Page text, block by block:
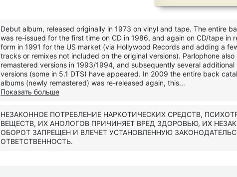
Debut album, released originally in 1973 on vinyl and tape. The entire
was re-issued for the first time on CD in 1986, and again on CD/tape in
form in 1991 for the US market (via Hollywood Records and adding a
tracks or remixes not included on the original versions). Parlophone
remastered versions in 1993/1994, and subsequently several additional
versions (some in 5.1 DTS) have appeared. In 2009 the entire back
albums (newly remastered) was re-released again, this...
Показать больше
НЕЗАКОННОЕ ПОТРЕБЛЕНИЕ НАРКОТИЧЕСКИХ СРЕДСТВ,
ВЕЩЕСТВ, ИХ АНОЛОГОВ ПРИЧИНЯЕТ ВРЕД ЗДОРОВЬЮ, ИХ
ОБОРОТ ЗАПРЕЩЕН И ВЛЕЧЕТ УСТАНОВЛЕННУЮ
ОТВЕТСТВЕННОСТЬ.